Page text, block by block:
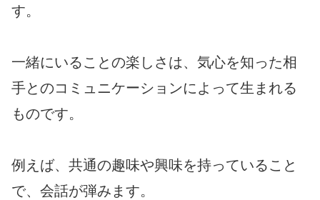
す。
一緒にいることの楽しさは、気心を知った相
手とのコミュニケーションによって生まれる
ものです。
例えば、共通の趣味や興味を持っていること
で、会話が弾みます。